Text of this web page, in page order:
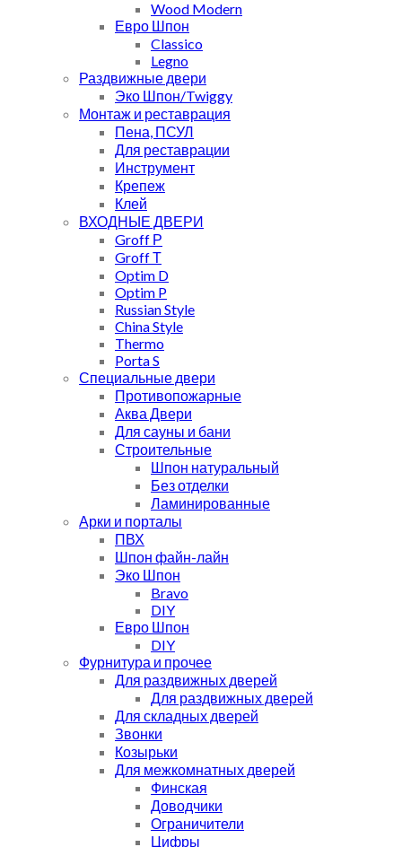
Wood Modern
Евро Шпон
Classico
Legno
Раздвижные двери
Эко Шпон/Twiggy
Монтаж и реставрация
Пена, ПСУЛ
Для реставрации
Инструмент
Крепеж
Клей
ВХОДНЫЕ ДВЕРИ
Groff Р
Groff Т
Optim D
Optim P
Russian Style
China Style
Thermo
Porta S
Специальные двери
Противопожарные
Аква Двери
Для сауны и бани
Строительные
Шпон натуральный
Без отделки
Ламинированные
Арки и порталы
ПВХ
Шпон файн-лайн
Эко Шпон
Bravo
DIY
Евро Шпон
DIY
Фурнитура и прочее
Для раздвижных дверей
Для раздвижных дверей
Для складных дверей
Звонки
Козырьки
Для межкомнатных дверей
Финская
Доводчики
Ограничители
Цифры